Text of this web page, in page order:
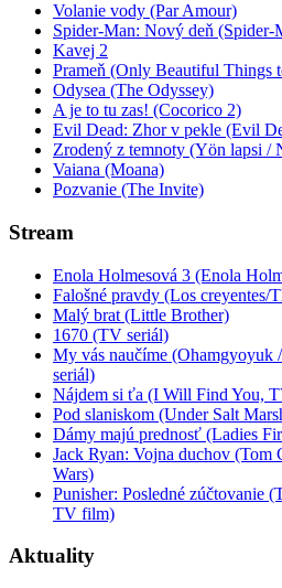
Volanie vody (Par Amour)
Spider-Man: Nový deň
Kavej 2
Prameň (Only Beautiful Things
Odysea (The Odyssey)
A je to tu zas! (Cocorico 2)
Evil Dead: Zhor v pekle (Evil
Zrodený z temnoty (Yön lapsi /
Vaiana (Moana)
Pozvanie (The Invite)
Stream
Enola Holmesová 3 (Enola
Falošné pravdy (Los creyentes/
Malý brat (Little Brother)
1670 (TV seriál)
My vás naučíme (Ohamgyoyuk
seriál)
Nájdem si ťa (I Will Find You,
Pod slaniskom (Under Salt
Dámy majú prednosť (Ladies
Jack Ryan: Vojna duchov (Tom
Wars)
Punisher: Posledné zúčtovanie
TV film)
Aktuality